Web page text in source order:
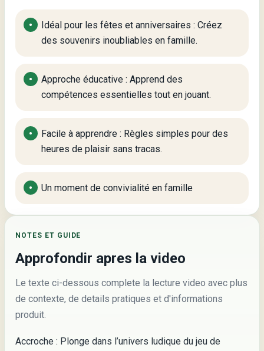
Idéal pour les fêtes et anniversaires : Créez
des souvenirs inoubliables en famille.
Approche éducative : Apprend des
compétences essentielles tout en jouant.
Facile à apprendre : Règles simples pour des
heures de plaisir sans tracas.
Un moment de convivialité en famille
NOTES ET GUIDE
Approfondir apres la video
Le texte ci-dessous complete la lecture video avec plus
de contexte, de details pratiques et d'informations
produit.
Accroche : Plonge dans l’univers ludique du jeu de